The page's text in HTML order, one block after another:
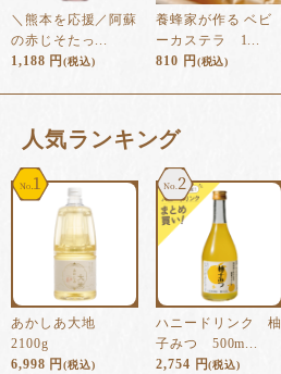
＼熊本を応援／阿蘇
の赤じそたっ...
1,188 円(税込)
養蜂家が作る ベビ
ーカステラ 1...
810 円(税込)
⼈気ランキング
あかしあ大地
2100g
6,998 円(税込)
ハニードリンク 柚
子みつ 500m...
2,754 円(税込)